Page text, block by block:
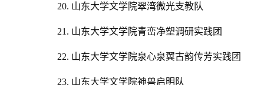
20. 山东大学文学院翠湾微光支教队
21. 山东大学文学院青峦净塑调研实践团
22. 山东大学文学院泉心泉翼古韵传芳实践团
23. 山东大学文学院神兽启明队